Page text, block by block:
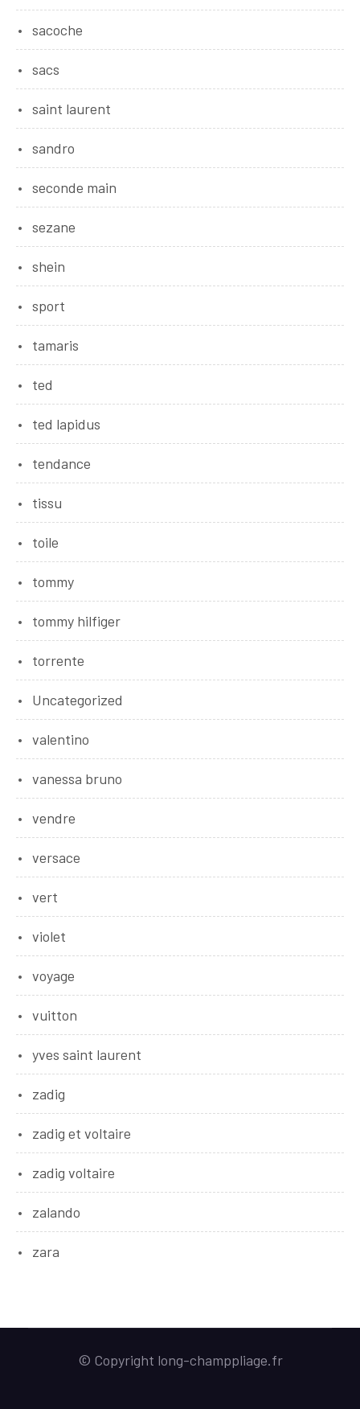
sacoche
sacs
saint laurent
sandro
seconde main
sezane
shein
sport
tamaris
ted
ted lapidus
tendance
tissu
toile
tommy
tommy hilfiger
torrente
Uncategorized
valentino
vanessa bruno
vendre
versace
vert
violet
voyage
vuitton
yves saint laurent
zadig
zadig et voltaire
zadig voltaire
zalando
zara
© Copyright long-champpliage.fr